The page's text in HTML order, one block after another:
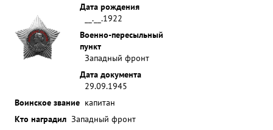
Дата рождения
__.__.1922
Военно-пересыльный
пункт
Западный фронт
Дата документа
29.09.1945
Воинское звание капитан
Кто наградил Западный фронт